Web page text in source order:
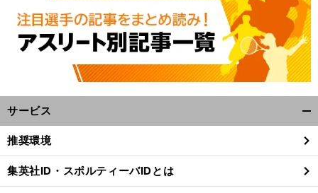
サービス
閉
る
推奨環境
集英社ID・スポルティーバIDとは